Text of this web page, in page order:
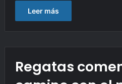
Leer más
Regatas